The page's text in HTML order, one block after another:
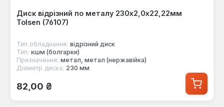
Диск відрізний по металу 230х2,0х22,22мм
Tolsen (76107)
Тип обладнання: відрізний диск
Тип: кшм (болгарки)
Призначення: метал, метал (нержавійка)
Діаметр диска: 230 мм
Звичайна ціна:
82,00 ₴